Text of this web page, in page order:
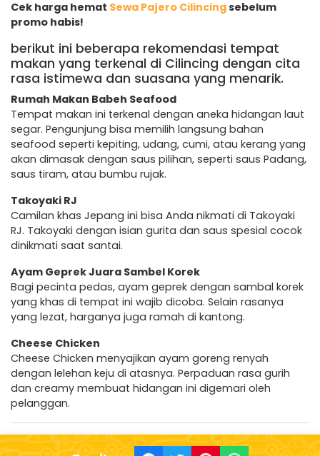
Cek harga hemat Sewa Pajero Cilincingsebelum
promo habis!
berikut ini beberapa rekomendasi tempat
makan yang terkenal di Cilincing dengan cita
rasa istimewa dan suasana yang menarik.
Rumah Makan Babeh Seafood
Tempat makan ini terkenal dengan aneka hidangan laut
segar. Pengunjung bisa memilih langsung bahan
seafood seperti kepiting, udang, cumi, atau kerang yang
akan dimasak dengan saus pilihan, seperti saus Padang,
saus tiram, atau bumbu rujak.
Takoyaki RJ
Camilan khas Jepang ini bisa Anda nikmati di Takoyaki
RJ. Takoyaki dengan isian gurita dan saus spesial cocok
dinikmati saat santai.
Ayam Geprek Juara Sambel Korek
Bagi pecinta pedas, ayam geprek dengan sambal korek
yang khas di tempat ini wajib dicoba. Selain rasanya
yang lezat, harganya juga ramah di kantong.
Cheese Chicken
Cheese Chicken menyajikan ayam goreng renyah
dengan lelehan keju di atasnya. Perpaduan rasa gurih
dan creamy membuat hidangan ini digemari oleh
pelanggan.